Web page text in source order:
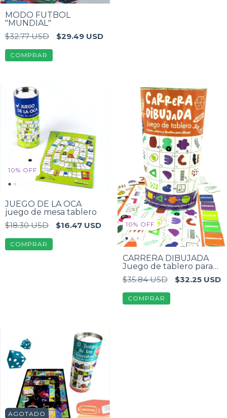
MODO FUTBOL
"MUNDIAL"
$32.77 USD
$29.49 USD
10% OFF
JUEGO DE LA OCA
juego de mesa tablero
$18.30 USD
$16.47 USD 10% OFF
CARRERA DIBUJADA
Juego de tablero para
dibujar
$35.84 USD $32.25 USD
AGOTADO